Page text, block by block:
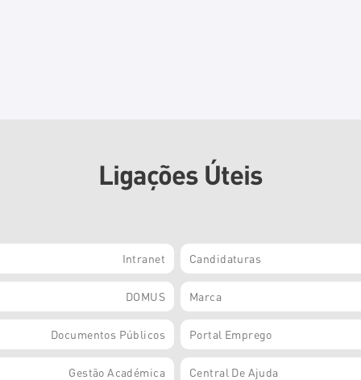
Ligações Úteis
Intranet Candidaturas
DOMUS Marca
Documentos Públicos Portal Emprego
Gestão Académica Central De Ajuda